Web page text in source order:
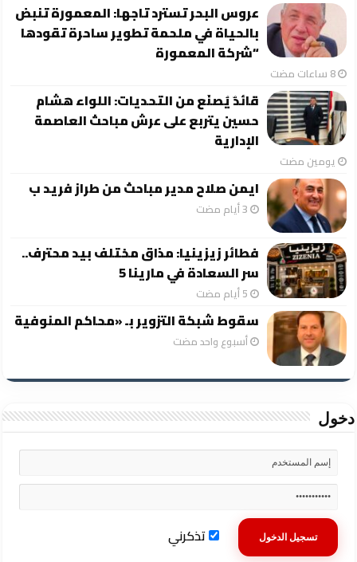
عروس البحر تسترد تاجها: المعمورة تنبض
بالحياة في ملحمة تطوير ساحرة تقودها
“شركة المعمورة
‏8 ساعات مضت
قائدٌ يُصنَع من التحديات: اللواء هشام
حسين يتربع على عرش مباحث العاصمة
الإدارية
‏يومين مضت
ايمن صلاح مدير مباحث من طراز فريد ب
فطائر زيزينيا: مذاق مختلف بيد محترف..
سر السعادة في مارينا 5
سقوط شبكة التزوير بـ «محاكم المنوفية
‏أسبوع واحد مضت
دخول
تذكرني